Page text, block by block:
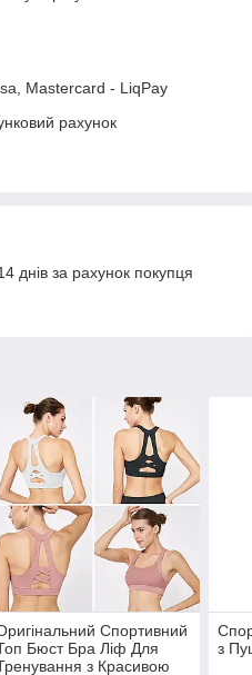
Mastercard - LiqPay
рахунок
днів за рахунок покупця
Спортивний
Бюст Бра Ліф Для
з Красивою
з